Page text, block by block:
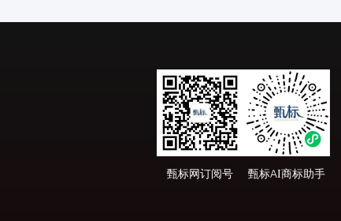
甄标网订阅号 甄标AI商标助手